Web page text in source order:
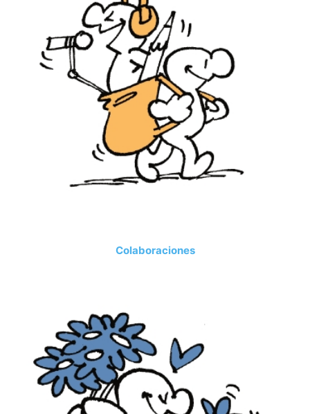
Colaboraciones